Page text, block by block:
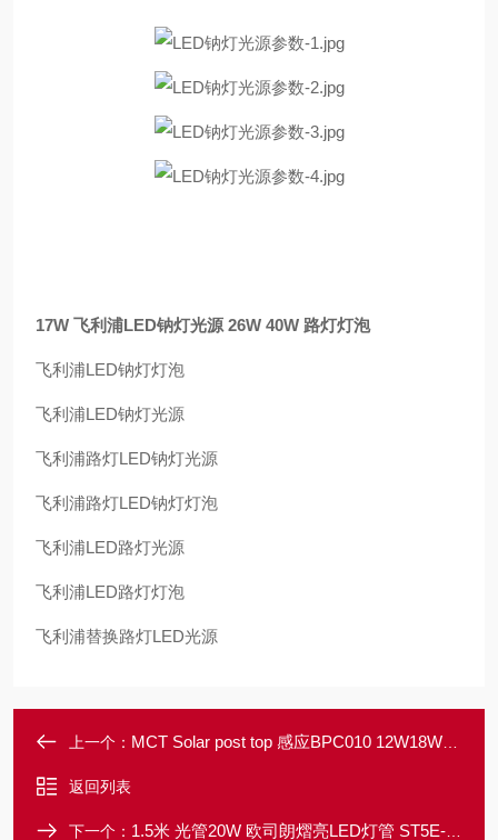
17W 飞利浦LED钠灯光源 26W 40W 路灯灯泡
飞利浦LED钠灯灯泡
飞利浦LED钠灯光源
飞利浦路灯LED钠灯光源
飞利浦路灯LED钠灯灯泡
飞利浦LED路灯光源
飞利浦LED路灯灯泡
飞利浦替换路灯LED光源
上一个： MCT Solar post top 感应BPC010 12W18W飞利浦LED太阳能庭院灯24W30W
返回列表
下一个： 1.5米 光管20W 欧司朗熠亮LED灯管 ST5E-1.2M 15W 8W